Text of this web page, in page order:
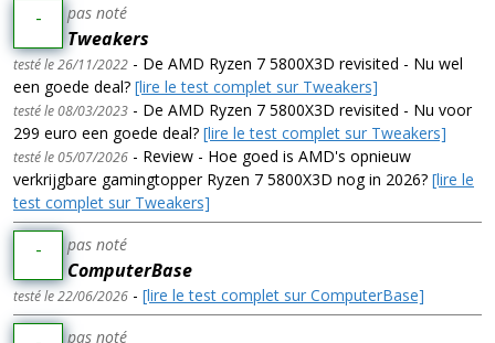
- pas noté
Tweakers
testé le 26/11/2022 - De AMD Ryzen 7 5800X3D revisited - Nu wel
een goede deal? [lire le test complet sur Tweakers]
testé le 08/03/2023 - De AMD Ryzen 7 5800X3D revisited - Nu voor
299 euro een goede deal? [lire le test complet sur Tweakers]
testé le 05/07/2026 - Review - Hoe goed is AMD's opnieuw
verkrijgbare gamingtopper Ryzen 7 5800X3D nog in 2026? [lire le
test complet sur Tweakers]
- pas noté
ComputerBase
testé le 22/06/2026 - [lire le test complet sur ComputerBase]
pas noté